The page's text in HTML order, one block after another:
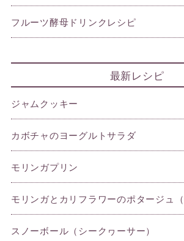
フルーツ酵母ドリンクレシピ
最新レシピ
ジャムクッキー
カボチャのヨーグルトサラダ
モリンガプリン
モリンガとカリフラワーのポタージュ（
スノーボール（シークヮーサー）